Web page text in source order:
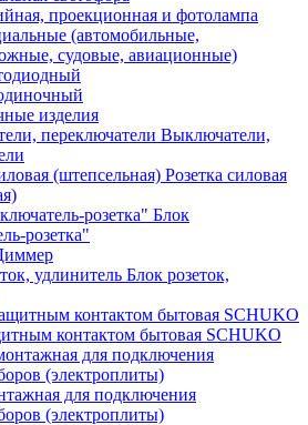
проекционная и фотолампа
(автомобильные,
судовые, авиационные)
изделия
Выключатели,
Розетка силовая
Блок
розетка"
Блок розеток,
контактом бытовая SCHUKO
для подключения
(электроплиты)